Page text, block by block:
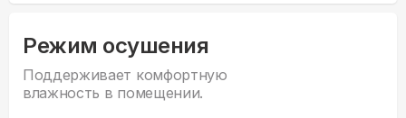
Режим осушения
Поддерживает комфортную
влажность в помещении.